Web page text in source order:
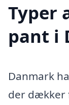
Typer
pant i
Danmark
der dækker